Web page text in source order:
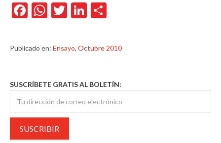
Facebook
WhatsApp
TwitterLinkedIn
Publicado en: Ensayo, Octubre 2010
SUSCRÍBETE GRATIS AL BOLETÍN: